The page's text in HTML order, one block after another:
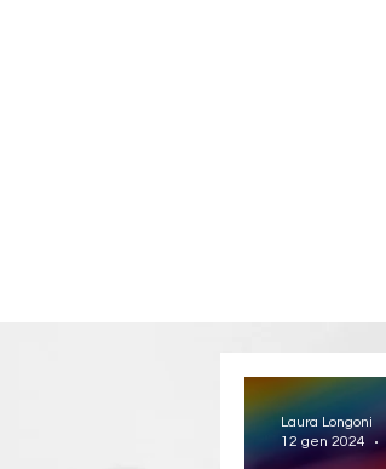
Laura Longoni
12 gen 2024